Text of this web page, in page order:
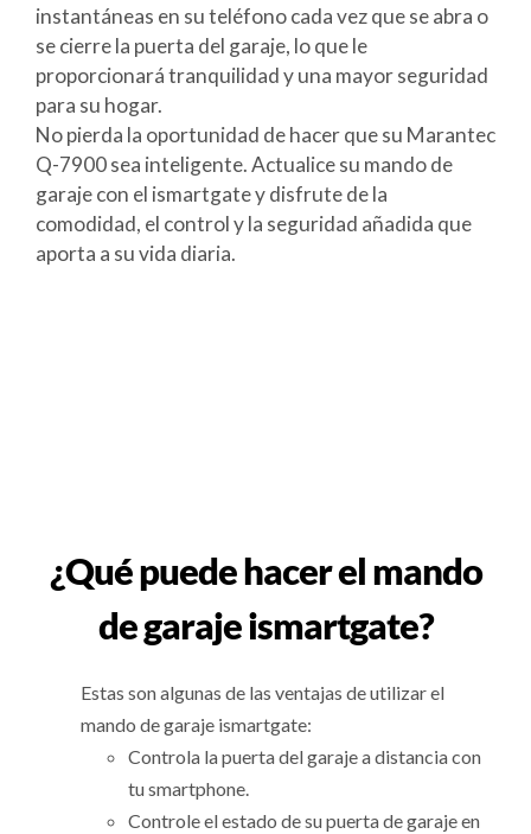
instantáneas en su teléfono cada vez que se abra o
se cierre la puerta del garaje, lo que le
proporcionará tranquilidad y una mayor seguridad
para su hogar.
No pierda la oportunidad de hacer que su Marantec
Q-7900 sea inteligente. Actualice su mando de
garaje con el ismartgate y disfrute de la
comodidad, el control y la seguridad añadida que
aporta a su vida diaria.
¿Qué puede hacer el mando
de garaje ismartgate?
Estas son algunas de las ventajas de utilizar el
mando de garaje ismartgate:
Controla la puerta del garaje a distancia con
tu smartphone.
Controle el estado de su puerta de garaje en